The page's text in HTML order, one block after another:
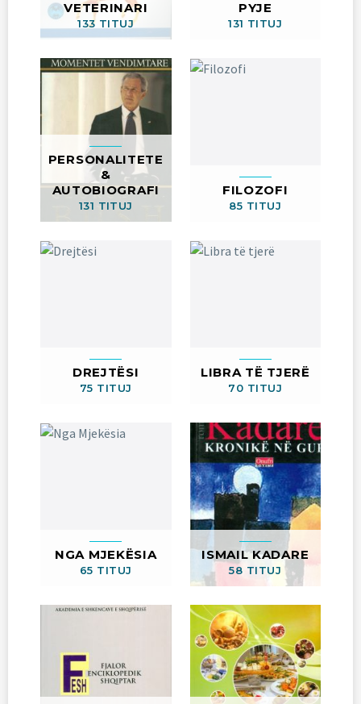
VETERINARI
133 TITUJ
PYJE
131 TITUJ
PERSONALITETE
&
AUTOBIOGRAFI
131 TITUJ
FILOZOFI
85 TITUJ
DREJTËSI
75 TITUJ
LIBRA TË TJERË
70 TITUJ
NGA MJEKËSIA
65 TITUJ
ISMAIL KADARE
58 TITUJ